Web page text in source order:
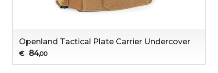
Openland Tactical Plate Carrier Undercover
€ 84,00